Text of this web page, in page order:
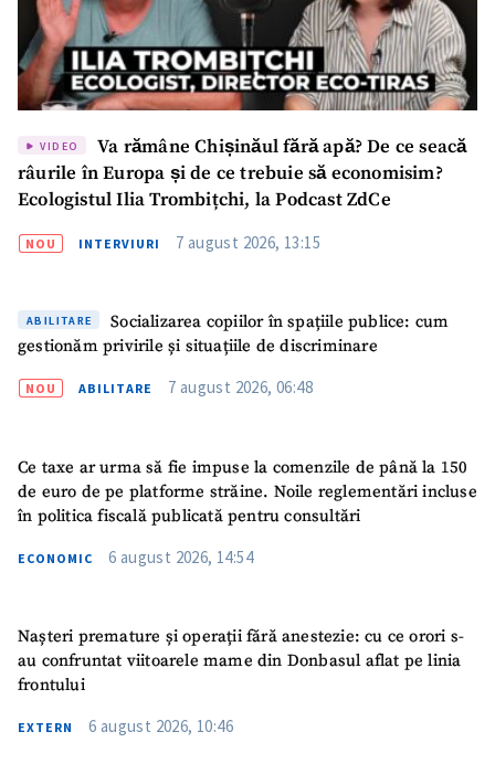
VIDEO
Va rămâne Chișinăul fără apă? De ce seacă
râurile în Europa și de ce trebuie să economisim?
Ecologistul Ilia Trombițchi, la Podcast ZdCe
NOU INTERVIURI 7 august 2026, 13:15
ABILITARE
Socializarea copiilor în spațiile publice: cum
gestionăm privirile și situațiile de discriminare
NOU ABILITARE 7 august 2026, 06:48
Ce taxe ar urma să fie impuse la comenzile de până la 150
de euro de pe platforme străine. Noile reglementări incluse
în politica fiscală publicată pentru consultări
ECONOMIC 6 august 2026, 14:54
Nașteri premature și operații fără anestezie: cu ce orori s-
au confruntat viitoarele mame din Donbasul aflat pe linia
frontului
EXTERN 6 august 2026, 10:46